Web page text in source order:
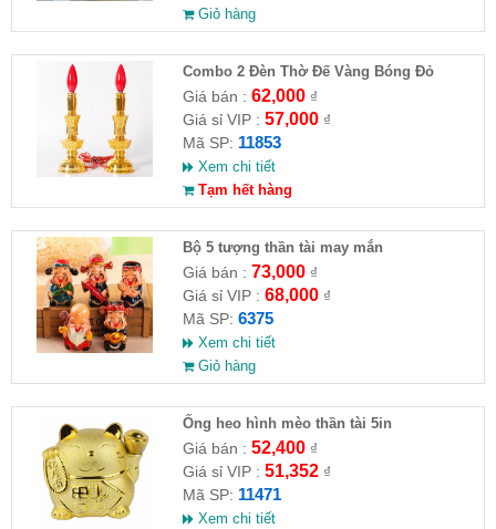
Giỏ hàng
Combo 2 Đèn Thờ Đế Vàng Bóng Đỏ
Giá bán : 62,000₫
Giá sỉ VIP : 57,000₫
Mã SP: 11853
Xem chi tiết
Tạm hết hàng
Bộ 5 tượng thần tài may mắn
Giá bán : 73,000₫
Giá sỉ VIP : 68,000₫
Mã SP: 6375
Xem chi tiết
Giỏ hàng
Ống heo hình mèo thần tài 5in
Giá bán : 52,400₫
Giá sỉ VIP : 51,352₫
Mã SP: 11471
Xem chi tiết